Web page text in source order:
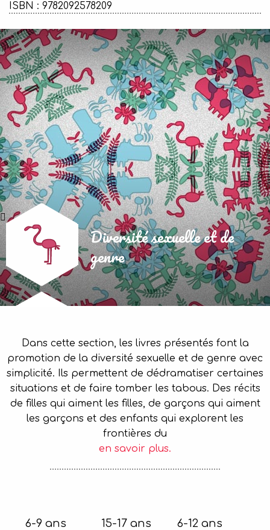
ISBN : 9782092578209
Diversité sexuelle et de
genre
Dans cette section, les livres présentés font la
promotion de la diversité sexuelle et de genre avec
simplicité. Ils permettent de dédramatiser certaines
situations et de faire tomber les tabous. Des récits
de filles qui aiment les filles, de garçons qui aiment
les garçons et des enfants qui explorent les
frontières du
en savoir plus.
6-9 ans 15-17 ans 6-12 ans